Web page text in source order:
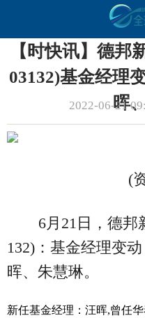
【时快讯】德邦
03132)基金经理
晖
2022-06-21
(
6月21日，德邦
132)：基金经理变
晖、朱慧琳。
新任基金经理：汪晖,曾任